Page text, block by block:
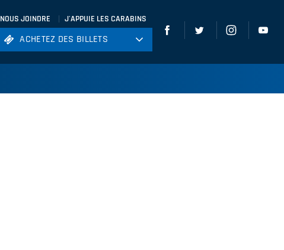
NOUS JOINDRE J'APPUIE LES CARABINS
ACHETEZ DES BILLETS
ACHETEZ DES BILLETS